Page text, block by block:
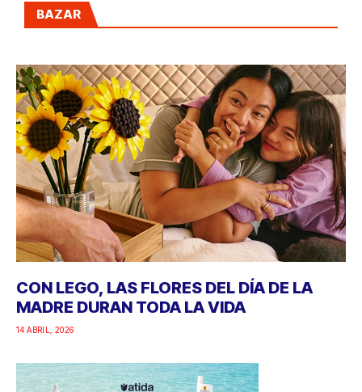
BAZAR
CON LEGO, LAS FLORES DEL DÍA DE LA
MADRE DURAN TODA LA VIDA
14 ABRIL, 2026